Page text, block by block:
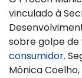
vinculado à
sobre golpe de
consumidor.
Mônica